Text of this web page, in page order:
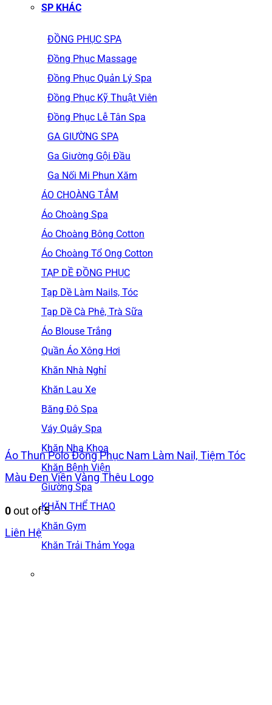
SP KHÁC
ĐỒNG PHỤC SPA
Đồng Phục Massage
Đồng Phục Quản Lý Spa
Đồng Phục Kỹ Thuật Viên
Đồng Phục Lễ Tân Spa
GA GIƯỜNG SPA
Ga Giường Gội Đầu
Ga Nối Mi Phun Xăm
ÁO CHOÀNG TẮM
Áo Choàng Spa
Áo Choàng Bông Cotton
Áo Choàng Tổ Ong Cotton
TẠP DỀ ĐỒNG PHỤC
Tạp Dề Làm Nails, Tóc
Tạp Dề Cà Phê, Trà Sữa
Áo Blouse Trắng
Quần Áo Xông Hơi
Khăn Nhà Nghỉ
Khăn Lau Xe
Băng Đô Spa
Váy Quây Spa
Khăn Nha Khoa
Khăn Bệnh Viện
Giường Spa
KHĂN THỂ THAO
Khăn Gym
Khăn Trải Thảm Yoga
Áo Thun Polo Đồng Phục Nam Làm Nail, Tiệm Tóc
Màu Đen Viền Vàng Thêu Logo
0out of 5
Liên Hệ